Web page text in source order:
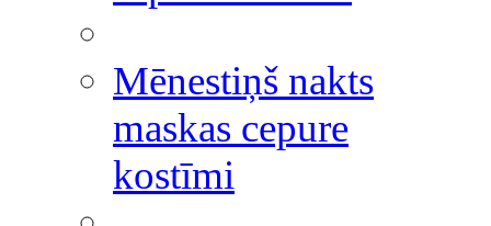
Mēnestiņš nakts
maskas cepure
kostīmi